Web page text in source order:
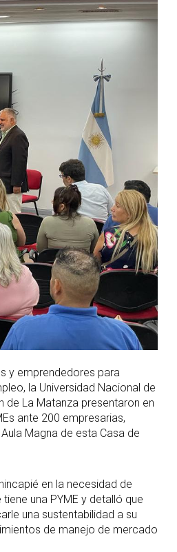
y emprendedores para
la Universidad Nacional de
de La Matanza presentaron en
ante 200 empresarias,
Magna de esta Casa de
en la necesidad de
una PYME y detalló que
una sustentabilidad a su
de manejo de mercado